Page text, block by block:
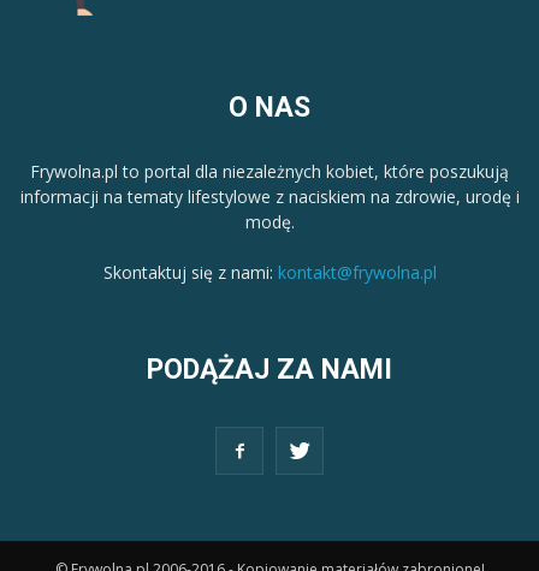
O NAS
Frywolna.pl to portal dla niezależnych kobiet, które poszukują
informacji na tematy lifestylowe z naciskiem na zdrowie, urodę i
modę.
Skontaktuj się z nami: kontakt@frywolna.pl
PODĄŻAJ ZA NAMI